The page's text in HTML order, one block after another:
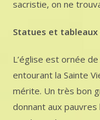
sacristie, on ne
Statues et tableaux
L’église est ornée
entourant la Sainte
mérite. Un très bon
donnant aux